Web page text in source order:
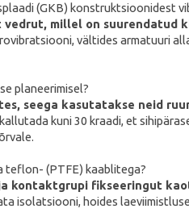
(GKB) konstruktsioonidest
millel on suurendatud
vältides armatuuri
planeerimisel?
seega kasutatakse neid
kuni 30 kraadi, et
teflon- (PTFE) kaablitega?
kontaktgrupi fikseeringut
isolatsiooni, hoides